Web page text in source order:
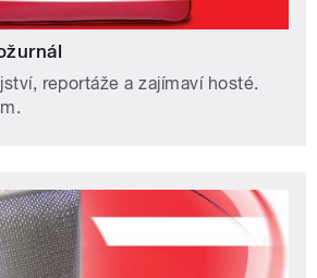
reportáže a zajímaví hosté.